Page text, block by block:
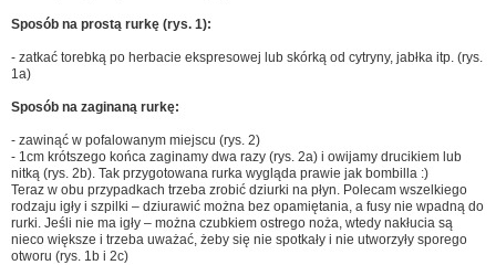
Sposób na prostą rurkę (rys. 1):
- zatkać torebką po herbacie ekspresowej lub skórką od cytryny, jabłka itp. (rys.
1a)
Sposób na zaginaną rurkę:
- zawinąć w pofalowanym miejscu (rys. 2)
- 1cm krótszego końca zaginamy dwa razy (rys. 2a) i owijamy drucikiem lub
nitką (rys. 2b). Tak przygotowana rurka wygląda prawie jak bombilla :)
Teraz w obu przypadkach trzeba zrobić dziurki na płyn. Polecam wszelkiego
rodzaju igły i szpilki – dziurawić można bez opamiętania, a fusy nie wpadną do
rurki. Jeśli nie ma igły – można czubkiem ostrego noża, wtedy nakłucia są
nieco większe i trzeba uważać, żeby się nie spotkały i nie utworzyły sporego
otworu (rys. 1b i 2c)